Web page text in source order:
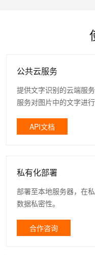
公共云服务
提供文字识别的云端服
服务对图片中的文字进行
API文档
私有化部署
部署至本地服务器，在
数据私密性。
合作咨询